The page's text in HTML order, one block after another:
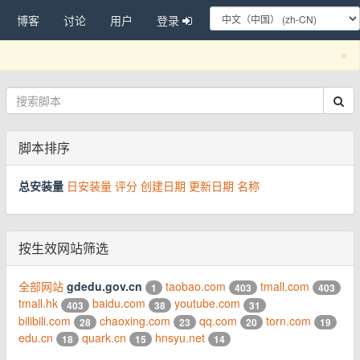
博客 讨论 用户 登录
×
脚本排序
总安装量 日安装量 评分 创建日期 更新日期 名称
按生效网站筛选
全部网站 gdedu.gov.cn 1 taobao.com 403 tmall.com 403
tmall.hk 403 baidu.com 38 youtube.com 31
bilibili.com 28 chaoxing.com 23 qq.com 20 torn.com 19
edu.cn 18 quark.cn 15 hnsyu.net 14